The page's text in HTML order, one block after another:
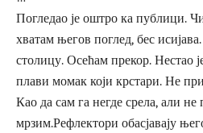
Погледао је оштро ка публици.
хватам његов поглед, бес
столицу. Осећам прекор. Нестао
плави момак који крстари. Не
Као да сам га негде срела, али
мрзим.Рефлектори обасјавају